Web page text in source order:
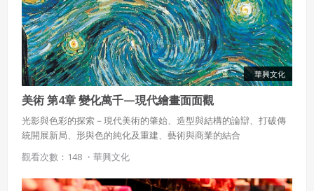
華興文化
美術 第4章 變化萬千—現代繪畫面面觀
光影與色彩的探索－現代美術的肇始、造型與結構的論辯、打破傳
統開展新局、形與色的純化及重建、藝術與商業的結合
觀看次數：148 ・ 華興文化